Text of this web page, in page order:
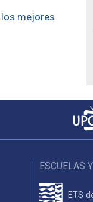
mejores
ESCUELAS
ETS